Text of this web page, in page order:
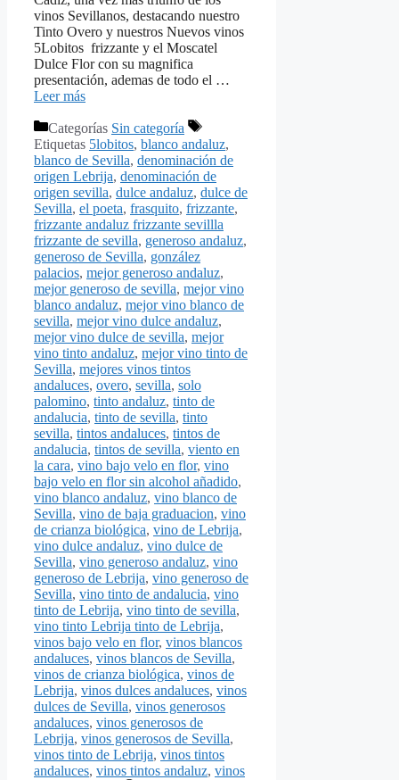
vinos Sevillanos, destacando nuestro
Tinto Overo y nuestros Nuevos vinos
5Lobitos frizzante y el Moscatel
Dulce Flor con su magnifica
presentación, ademas de todo el …
Leer más
Categorías Sin categoría
Etiquetas 5lobitos, blanco andaluz,
blanco de Sevilla, denominación de
origen Lebrija, denominación de
origen sevilla, dulce andaluz, dulce de
Sevilla, el poeta, frasquito, frizzante,
frizzante andaluz frizzante sevillla
frizzante de sevilla, generoso andaluz,
generoso de Sevilla, gonzález
palacios, mejor generoso andaluz,
mejor generoso de sevilla, mejor vino
blanco andaluz, mejor vino blanco de
sevilla, mejor vino dulce andaluz,
mejor vino dulce de sevilla, mejor
vino tinto andaluz, mejor vino tinto de
Sevilla, mejores vinos tintos
andaluces, overo, sevilla, solo
palomino, tinto andaluz, tinto de
andalucia, tinto de sevilla, tinto
sevilla, tintos andaluces, tintos de
andalucia, tintos de sevilla, viento en
la cara, vino bajo velo en flor, vino
bajo velo en flor sin alcohol añadido,
vino blanco andaluz, vino blanco de
Sevilla, vino de baja graduacion, vino
de crianza biológica, vino de Lebrija,
vino dulce andaluz, vino dulce de
Sevilla, vino generoso andaluz, vino
generoso de Lebrija, vino generoso de
Sevilla, vino tinto de andalucia, vino
tinto de Lebrija, vino tinto de sevilla,
vino tinto Lebrija tinto de Lebrija,
vinos bajo velo en flor, vinos blancos
andaluces, vinos blancos de Sevilla,
vinos de crianza biológica, vinos de
Lebrija, vinos dulces andaluces, vinos
dulces de Sevilla, vinos generosos
andaluces, vinos generosos de
Lebrija, vinos generosos de Sevilla,
vinos tinto de Lebrija, vinos tintos
andaluces, vinos tintos andaluz, vinos